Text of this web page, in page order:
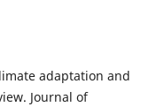
adaptation and
Journal of